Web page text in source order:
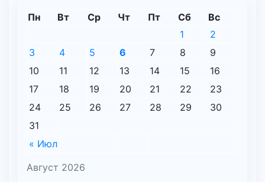
Август 2026
Пн Вт Ср Чт Пт Сб Вс
« Июл
1
2
3
4 5 6 7 8
9
10
11 12 13 14 15
16
17
18 19 20 21 22
23
24
25 26 27 28 29
30
31